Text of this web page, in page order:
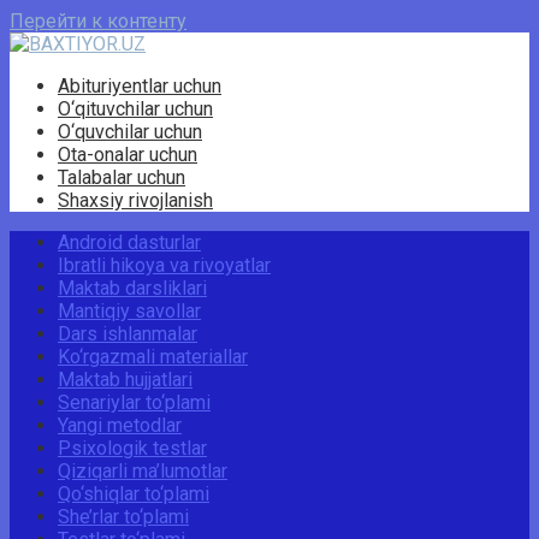
Перейти к контенту
Abituriyentlar uchun
O‘qituvchilar uchun
O‘quvchilar uchun
Ota-onalar uchun
Talabalar uchun
Shaxsiy rivojlanish
Android dasturlar
Ibratli hikoya va rivoyatlar
Maktab darsliklari
Mantiqiy savollar
Dars ishlanmalar
Ko‘rgazmali materiallar
Maktab hujjatlari
Senariylar to‘plami
Yangi metodlar
Psixologik testlar
Qiziqarli ma’lumotlar
Qo‘shiqlar to‘plami
She’rlar to‘plami